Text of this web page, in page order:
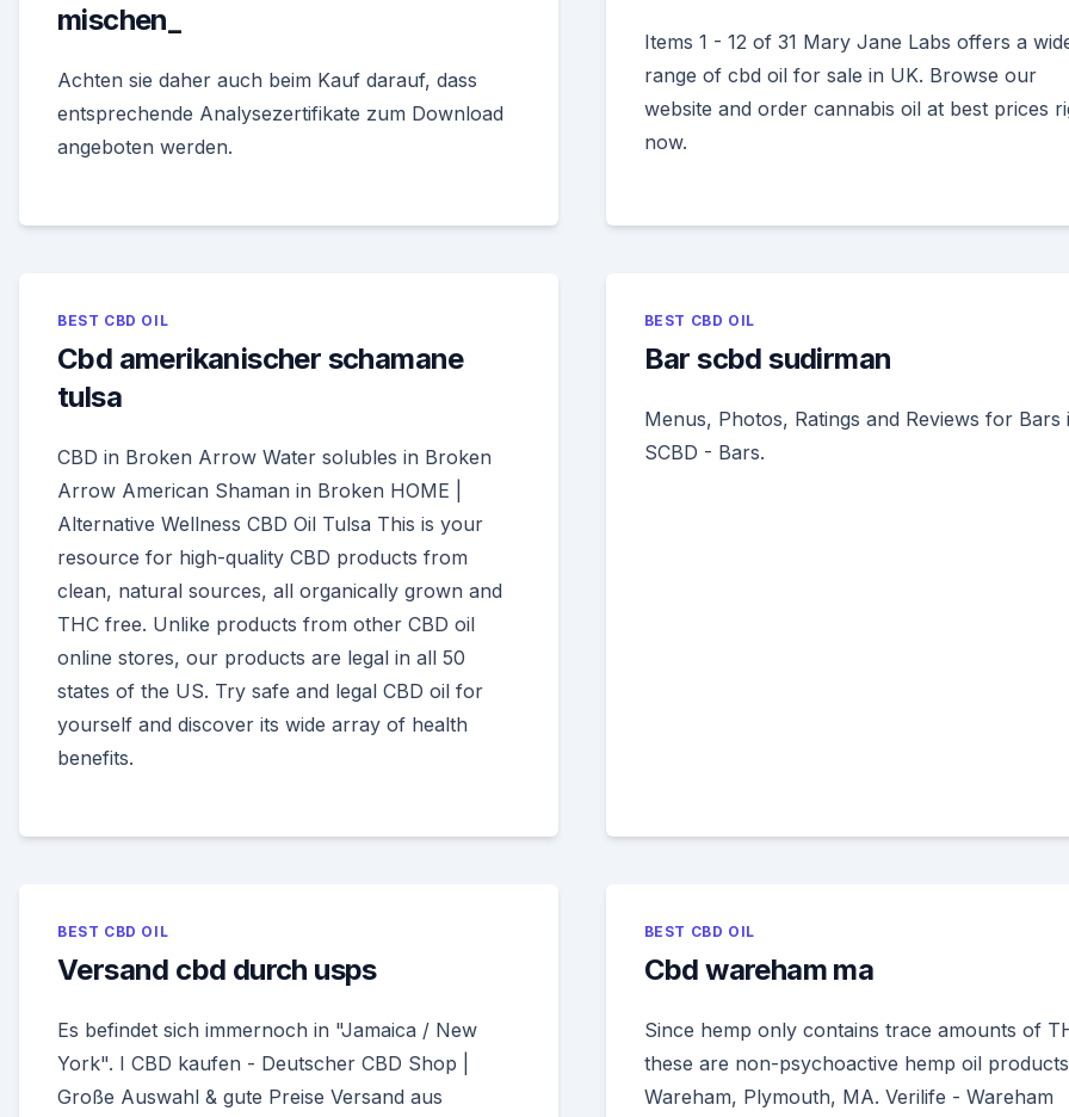
mischen_
Achten sie daher auch beim Kauf darauf, dass
entsprechende Analysezertifikate zum Download
angeboten werden.
Items 1 - 12 of 31 Mary Jane Labs offers a
range of cbd oil for sale in UK. Browse our
website and order cannabis oil at best prices
now.
BEST CBD OIL
Cbd amerikanischer schamane
tulsa
CBD in Broken Arrow Water solubles in Broken
Arrow American Shaman in Broken HOME |
Alternative Wellness CBD Oil Tulsa This is your
resource for high-quality CBD products from
clean, natural sources, all organically grown and
THC free. Unlike products from other CBD oil
online stores, our products are legal in all 50
states of the US. Try safe and legal CBD oil for
yourself and discover its wide array of health
benefits.
BEST CBD OIL
Bar scbd sudirman
Menus, Photos, Ratings and Reviews for Bars
SCBD - Bars.
BEST CBD OIL
Versand cbd durch usps
Es befindet sich immernoch in "Jamaica / New
York". I CBD kaufen - Deutscher CBD Shop |
Große Auswahl & gute Preise Versand aus
BEST CBD OIL
Cbd wareham ma
Since hemp only contains trace amounts of
these are non-psychoactive hemp oil
Wareham, Plymouth, MA. Verilife - Wareham